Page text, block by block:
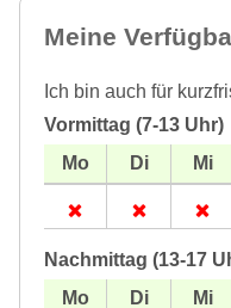
Meine
Ich bin auch für
Vormittag (7-13 Uhr)
Nachmittag (13-17